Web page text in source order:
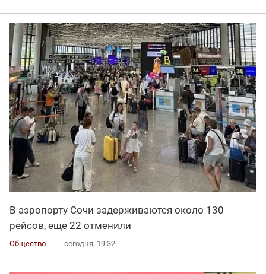
В аэропорту Сочи задерживаются около 130
рейсов, еще 22 отменили
Общество сегодня, 19:32